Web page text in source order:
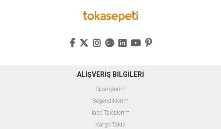
ALIŞVERİŞ BİLGİLERİ
Siparişlerim
Beğendiklerim
İade Taleplerim
Kargo Takip